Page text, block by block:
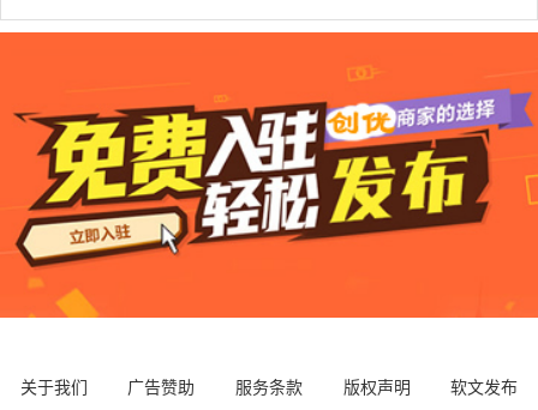
关于我们 广告赞助 服务条款 版权声明 软文发布